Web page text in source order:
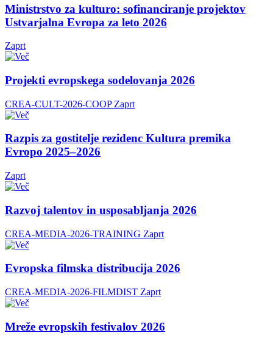
Ministrstvo za kulturo: sofinanciranje projektov
Ustvarjalna Evropa za leto 2026
Zaprt
Projekti evropskega sodelovanja 2026
CREA-CULT-2026-COOP Zaprt
Razpis za gostitelje rezidenc Kultura premika
Evropo 2025–2026
Zaprt
Razvoj talentov in usposabljanja 2026
CREA-MEDIA-2026-TRAINING Zaprt
Evropska filmska distribucija 2026
CREA-MEDIA-2026-FILMDIST Zaprt
Mreže evropskih festivalov 2026